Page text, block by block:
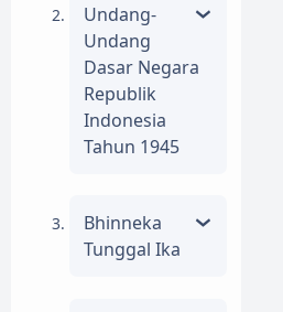
Undang-
Undang
Dasar Negara
Republik
Indonesia
Tahun 1945
Bhinneka
Tunggal Ika